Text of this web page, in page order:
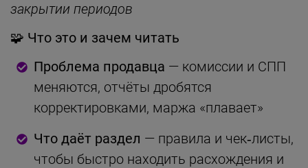
закрытии периодов
🧩 Что это и зачем читать
Проблема продавца — комиссии и СПП
меняются, отчёты дробятся
корректировками, маржа «плавает»
Что даёт раздел — правила и чек‑листы,
чтобы быстро находить расхождения и